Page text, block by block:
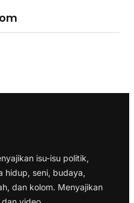
isu-isu politik,
hidup, seni, budaya,
dan kolom. Menyajikan